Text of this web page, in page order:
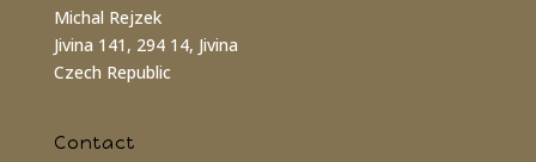
Michal Rejzek
Jivina 141, 294 14, Jivina
Czech Republic
Contact